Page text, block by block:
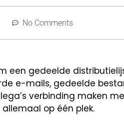
No Comments
een gedeelde
e-mails, gedeelde
verbinding maken
op één plek.